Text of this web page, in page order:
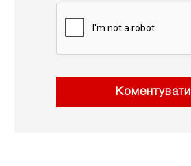
Коментувати